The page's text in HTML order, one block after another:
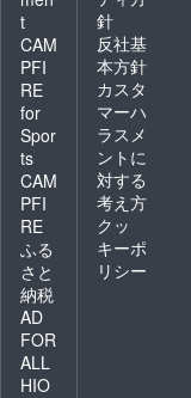
封前に
は必ず
お届け
のリ
ターン
に貼付
された
ラベル
や注意
書きを
ご確認
くださ
ただき
ます。
※ラテ
アート
をご希
望の方
はエス
プレッ
ソマシ
ン/グラ
イン
ダーを
お持ち
の方に
t
CAM
PFI
RE
for
Spor
ts
CAM
PFI
RE
ふる
さと
納税
AD
FOR
ALL
HIO
針
反社基
本方針
カスタ
マーハ
ラスメ
ントに
対する
考え方
クッ
キーポ
リシー